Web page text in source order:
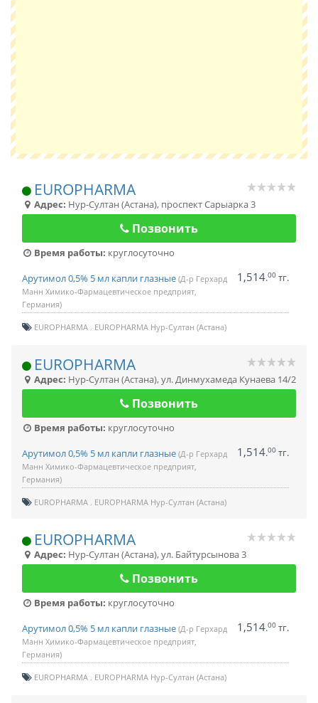
EUROPHARMA
Адрес: Нур-Султан (Астана), проспект Сарыарка 3
Позвонить
Время работы: круглосуточно
Арутимол 0,5% 5 мл капли глазные (Д-р Герхард
Манн Химико-Фармацевтическое предприят,
Германия)
1,514.00 тг.
EUROPHARMA EUROPHARMA Нур-Султан (Астана)
EUROPHARMA
Адрес: Нур-Султан (Астана),ул. Динмухамеда Кунаева 14/2
Позвонить
Время работы: круглосуточно
Арутимол 0,5% 5 мл капли глазные (Д-р Герхард
Манн Химико-Фармацевтическое предприят,
Германия)
1,514.00 тг.
EUROPHARMA EUROPHARMA Нур-Султан (Астана)
EUROPHARMA
Адрес: Нур-Султан (Астана),ул. Байтурсынова 3
Позвонить
Время работы: круглосуточно
Арутимол 0,5% 5 мл капли глазные (Д-р Герхард
Манн Химико-Фармацевтическое предприят,
Германия)
1,514.00 тг.
EUROPHARMA EUROPHARMA Нур-Султан (Астана)